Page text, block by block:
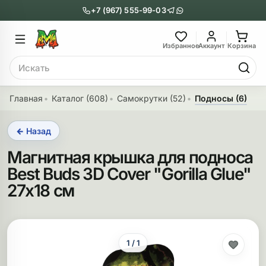
+7 (967) 555-99-03
ИзбранноеАккаунт Корзина
Поиск
Главное меню
Бонги
бонги
с перколятором
Главное
Трубки
Металлические
Главная Каталог (608) Самокрутки (52) Подносы (6)
← Назад
Магнитная крышка для подноса
Best Buds 3D Cover "Gorilla Glue"
27х18 см
1 / 1